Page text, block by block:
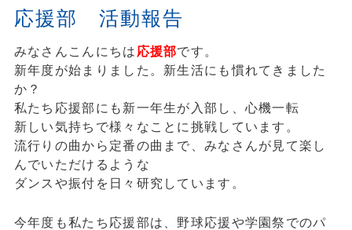
応援部 活動報告
みなさんこんにちは 応援部です。
新年度が始まりました。新生活にも慣れてきました
か？
私たち応援部にも新一年生が入部し、心機一転
新しい気持ちで様々なことに挑戦しています。
流行りの曲から定番の曲まで、みなさんが見て楽し
んでいただけるような
ダンスや振付を日々研究しています。
今年度も私たち応援部は、野球応援や学園祭でのパ